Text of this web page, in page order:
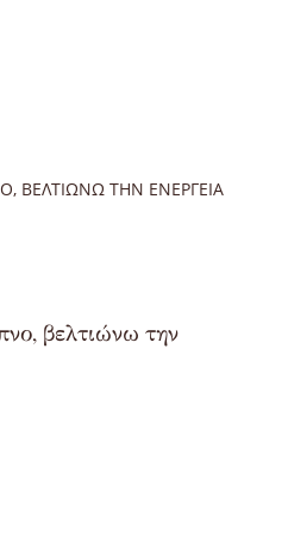
ΒΕΛΤΙΏΝΩ ΤΗΝ ΕΝΈΡΓΕΙΑ
βελτιώνω την